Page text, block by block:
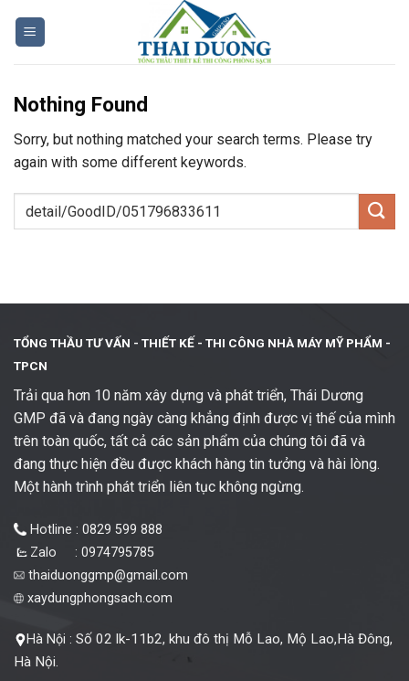
Nothing Found
Sorry, but nothing matched your search terms. Please try
again with some different keywords.
TỔNG THẦU TƯ VẤN - THIẾT KẾ - THI CÔNG NHÀ MÁY MỸ PHẨM -
TPCN
Trải qua hơn 10 năm xây dựng và phát triển, Thái Dương
GMP đã và đang ngày càng khẳng định được vị thế của mình
trên toàn quốc, tất cả các sản phẩm của chúng tôi đã và
đang thực hiện đều được khách hàng tin tưởng và hài lòng.
Một hành trình phát triển liên tục không ngừng.
Hotline : 0829 599 888
Zalo : 0974795785
thaiduonggmp@gmail.com
xaydungphongsach.com
Hà Nội : Số 02 lk-11b2, khu đô thị Mỗ Lao, Mộ Lao,Hà Đông,
Hà Nội.